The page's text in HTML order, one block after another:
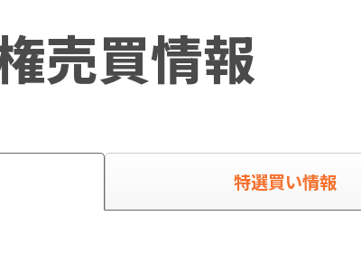
売買情報
特選買い情報